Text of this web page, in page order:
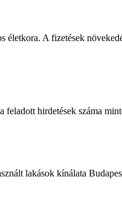
A fizetések
hirdetések száma
lakások kínálata